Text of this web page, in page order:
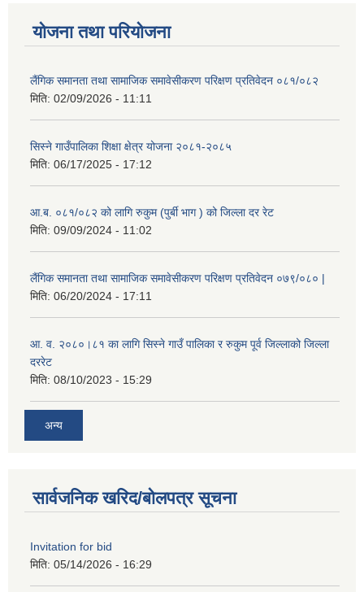
योजना तथा परियोजना
लैंगिक समानता तथा सामाजिक समावेसीकरण परिक्षण प्रतिवेदन ०८१/०८२
मिति: 02/09/2026 - 11:11
सिस्ने गाउँपालिका शिक्षा क्षेत्र योजना २०८१-२०८५
मिति: 06/17/2025 - 17:12
आ.ब. ०८१/०८२ को लागि रुकुम (पुर्बी भाग ) को जिल्ला दर रेट
मिति: 09/09/2024 - 11:02
लैंगिक समानता तथा सामाजिक समावेसीकरण परिक्षण प्रतिवेदन ०७९/०८० |
मिति: 06/20/2024 - 17:11
आ. व. २०८०।८१ का लागि सिस्ने गाउँ पालिका र रुकुम पूर्व जिल्लाको जिल्ला
दररेट
मिति: 08/10/2023 - 15:29
अन्य
सार्वजनिक खरिद/बोलपत्र सूचना
Invitation for bid
मिति: 05/14/2026 - 16:29